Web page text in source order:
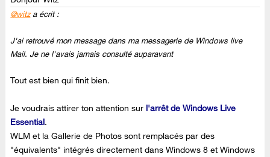
@witza écrit :
J'ai retrouvé mon message dans ma messagerie de Windows live
Mail. Je ne l'avais jamais consulté auparavant
Tout est bien qui finit bien.
Je voudrais attirer ton attention sur l'arrêt de Windows Live
Essential.
WLM et la Gallerie de Photos sont remplacés par des
"équivalents" intégrés directement dans Windows 8 et Windows